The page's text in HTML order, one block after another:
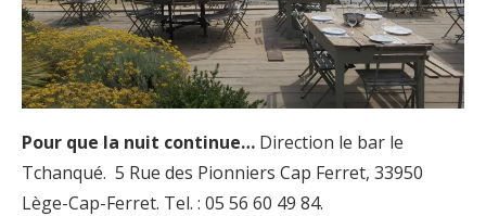
Pour que la nuit continue… Direction le bar le
Tchanqué. 5 Rue des Pionniers Cap Ferret, 33950
Lège-Cap-Ferret. Tel. : 05 56 60 49 84.